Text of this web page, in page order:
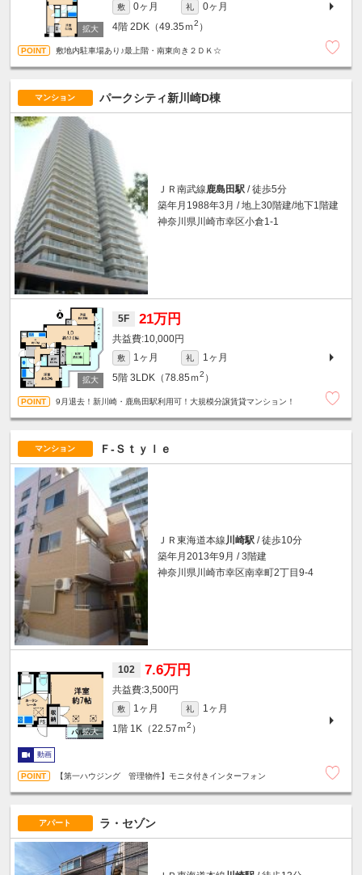
敷 0ヶ月 礼
0ヶ月
4階 2DK（49.35ｍ2 ）
敷地内駐車場あり♪最上階・南東向き２ＤＫ☆
マンション パークシティ新川崎D棟
ＪＲ南武線鹿島田駅 / 徒歩5分
築年月1988年3月 / 地上30階建/地下1階建
神奈川県川崎市幸区小倉1-1
5F 21万円
10,000円
敷 1ヶ月 礼
1ヶ月
5階 3LDK（78.85ｍ2 ）
9月退去！新川崎・鹿島田駅利用可！大規模分譲賃貸マンション！
マンション Ｆ-Ｓｔｙｌｅ
ＪＲ東海道本線川崎駅 / 徒歩10分
築年月2013年9月 / 3階建
神奈川県川崎市幸区南幸町2丁目9-4
102 7.6万円
3,500円
敷 1ヶ月 礼
1ヶ月
1階 1K（22.57ｍ2 ）
動画
【第一ハウジング 管理物件】モニタ付きインターフォン
アパート ラ・セゾン